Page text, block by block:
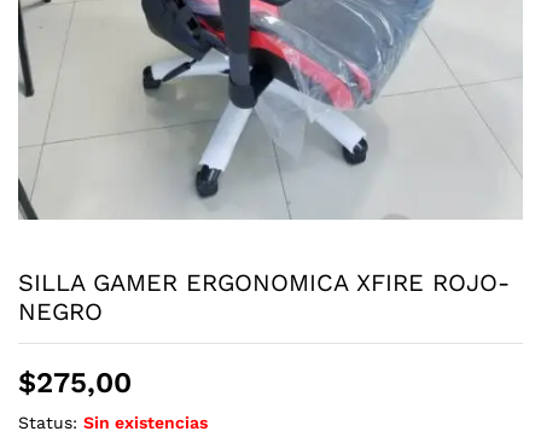
SILLA GAMER ERGONOMICA XFIRE ROJO-
NEGRO
$275,00
Status: Sin existencias